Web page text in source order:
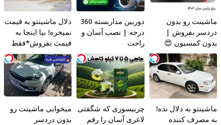
ماشینت رو بدون
دردسر بفروش |
بدون کمسیون 😍
دوربین مداربسته 360
درجه | نصب آسان و
راحت
دلال ماشینتو به قیمت
نمیخره! بیا اینجا به
قیمت بفروش*فقط
خریدار واقعی*
ماشینتو به دلال نده!
به مصرف کننده
چربیسوزی که شگفتی
لاغری آسان را رقم
میخوایی ماشینت رو
بدون دردسر